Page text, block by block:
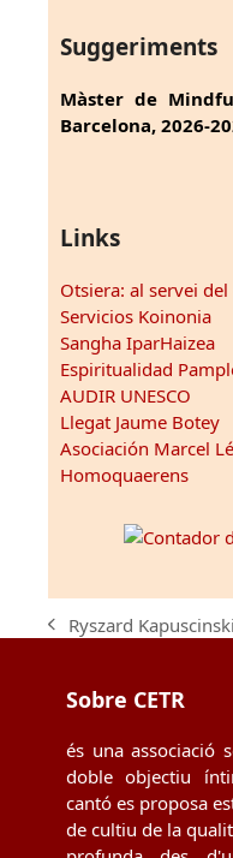
Suggeriments
Màster de
Barcelona, 2026-
Links
Otsiera: al servei
Servicios Koinonia
Sangha IparHaizea
Espiritualidad
AUDIR UNESCO
Llegat Jaume Botey
Asociación Marcel
Homoquaerens
previous
Ryszard Kapuscinski
Sobre CETR
és una associació
doble objectiu
cantó es proposa
de cultiu de la